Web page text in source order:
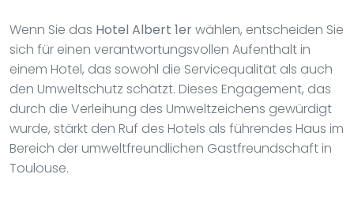
Wenn Sie das Hotel Albert 1erwählen, entscheiden Sie
sich für einen verantwortungsvollen Aufenthalt in
einem Hotel, das sowohl die Servicequalität als auch
den Umweltschutz schätzt. Dieses Engagement, das
durch die Verleihung des Umweltzeichens gewürdigt
wurde, stärkt den Ruf des Hotels als führendes Haus im
Bereich der umweltfreundlichen Gastfreundschaft in
Toulouse.